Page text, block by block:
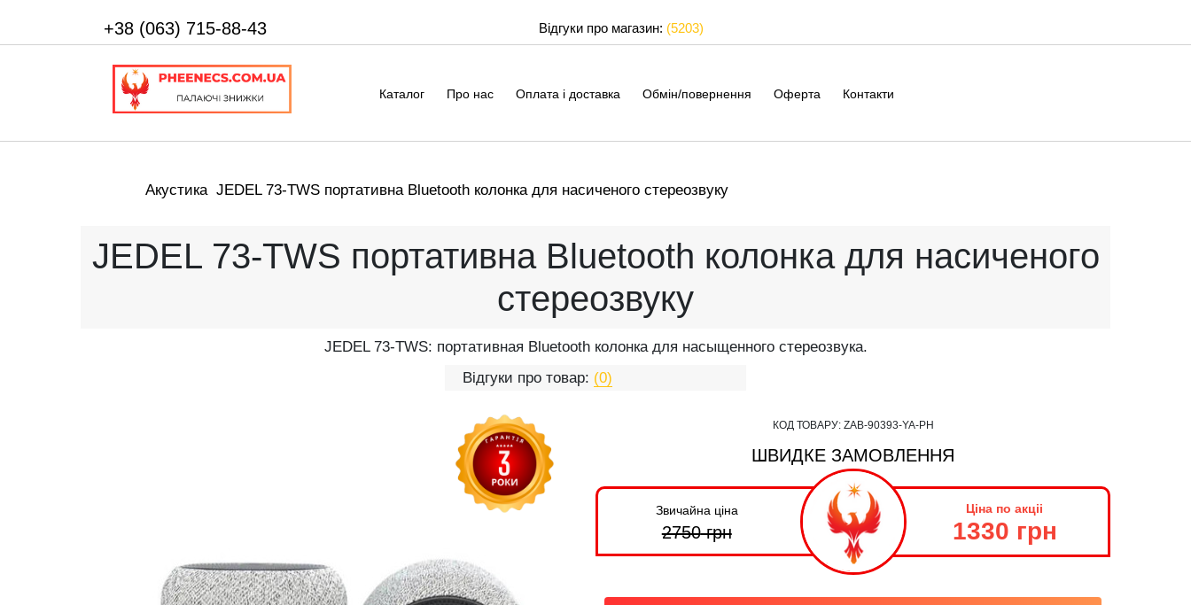
+38 (063) 715-88-43 Відгуки про магазин: (5203)
Каталог Про нас Оплата і доставка Обмін/повернення Оферта Контакти
Акустика JEDEL 73-TWS портативна Bluetooth колонка для насиченого стереозвуку
JEDEL 73-TWS портативна Bluetooth колонка для насиченого
стереозвуку
JEDEL 73-TWS: портативная Bluetooth колонка для насыщенного стереозвука.
Відгуки про товар: (0)
КОД ТОВАРУ: ZAB-90393-YA-PH
ШВИДКЕ ЗАМОВЛЕННЯ
Звичайна ціна
2750грн
Ціна по акціі
1330 грн